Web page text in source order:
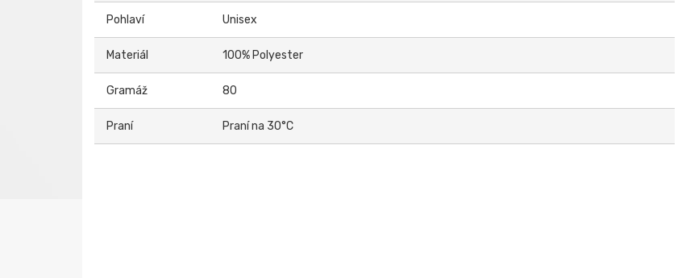
Pohlaví Unisex
Materiál 100% Polyester
Gramáž 80
Praní Praní na 30°C